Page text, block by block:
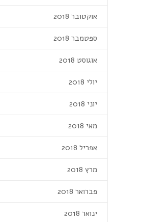
אוקטובר 2018
ספטמבר 2018
אוגוסט 2018
יולי 2018
יוני 2018
מאי 2018
אפריל 2018
מרץ 2018
פברואר 2018
ינואר 2018